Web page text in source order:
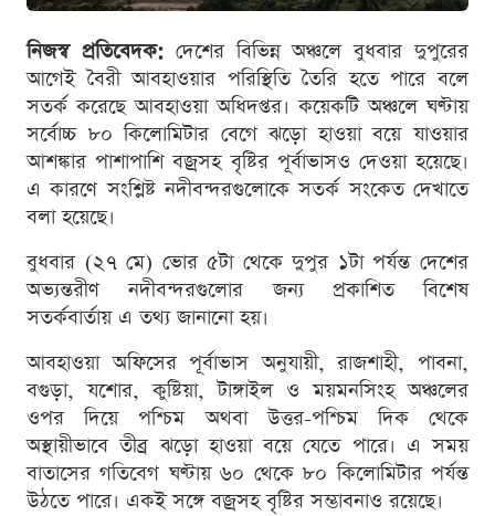
নিজস্ব প্রতিবেদক:দেশের বিভিন্ন অঞ্চলে বুধবার দুপুরের
আগেই বৈরী আবহাওয়ার পরিস্থিতি তৈরি হতে পারে বলে
সতর্ক করেছে আবহাওয়া অধিদপ্তর। কয়েকটি অঞ্চলে ঘণ্টায়
সর্বোচ্চ ৮০ কিলোমিটার বেগে ঝড়ো হাওয়া বয়ে যাওয়ার
আশঙ্কার পাশাপাশি বজ্রসহ বৃষ্টির পূর্বাভাসও দেওয়া হয়েছে।
এ কারণে সংশ্লিষ্ট নদীবন্দরগুলোকে সতর্ক সংকেত দেখাতে
বলা হয়েছে।
বুধবার (২৭ মে) ভোর ৫টা থেকে দুপুর ১টা পর্যন্ত দেশের
অভ্যন্তরীণ নদীবন্দরগুলোর জন্য প্রকাশিত বিশেষ
সতর্কবার্তায় এ তথ্য জানানো হয়।
আবহাওয়া অফিসের পূর্বাভাস অনুযায়ী, রাজশাহী, পাবনা,
বগুড়া, যশোর, কুষ্টিয়া, টাঙ্গাইল ও ময়মনসিংহ অঞ্চলের
ওপর দিয়ে পশ্চিম অথবা উত্তর-পশ্চিম দিক থেকে
অস্থায়ীভাবে তীব্র ঝড়ো হাওয়া বয়ে যেতে পারে। এ সময়
বাতাসের গতিবেগ ঘণ্টায় ৬০ থেকে ৮০ কিলোমিটার পর্যন্ত
উঠতে পারে। একই সঙ্গে বজ্রসহ বৃষ্টির সম্ভাবনাও রয়েছে।